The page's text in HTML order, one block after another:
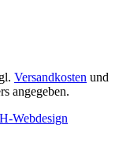
Versandkosten und
angegeben.
Webdesign